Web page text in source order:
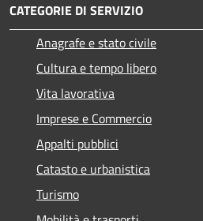
CATEGORIE DI SERVIZIO
Anagrafe e stato civile
Cultura e tempo libero
Vita lavorativa
Imprese e Commercio
Appalti pubblici
Catasto e urbanistica
Turismo